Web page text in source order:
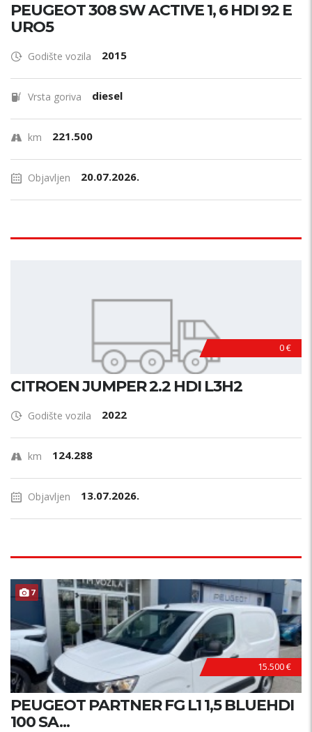
PEUGEOT 308 SW ACTIVE 1, 6 HDI 92 E
URO5
Godište vozila 2015
Vrsta goriva diesel
km 221.500
Objavljen 20.07.2026.
0 €
CITROEN JUMPER 2.2 HDI L3H2
Godište vozila 2022
km 124.288
Objavljen 13.07.2026.
7
15.500 €
PEUGEOT PARTNER FG L1 1,5 BLUEHDI
100 SA...